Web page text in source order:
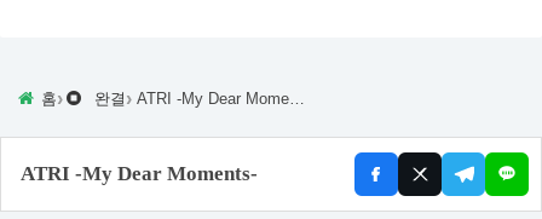
홈› 완결 › ATRI -My Dear Moments-
ATRI -My Dear Moments-